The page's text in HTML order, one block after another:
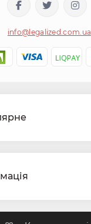
info@legalized.com.ua